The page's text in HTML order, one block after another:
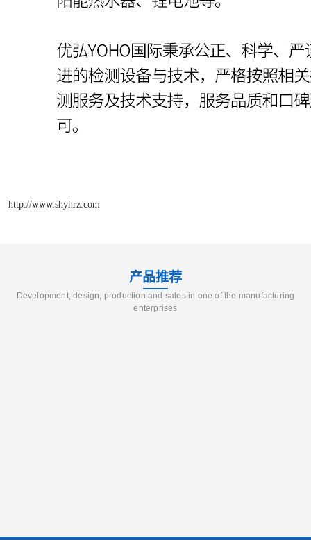
http://www.shyhrz.com
产品推荐
Development, design, production and sales in one of the manufacturing
enterprises